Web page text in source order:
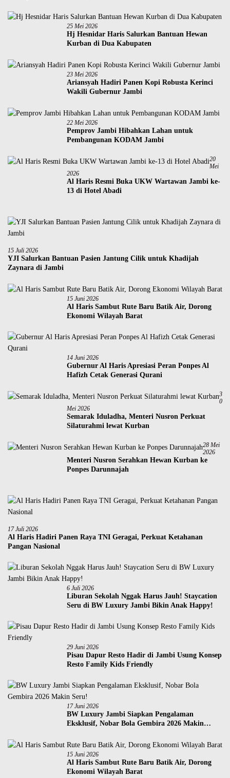
25 Mei 2026
Hj Hesnidar Haris Salurkan Bantuan Hewan
Kurban di Dua Kabupaten
23 Mei 2026
Ariansyah Hadiri Panen Kopi Robusta Kerinci
Wakili Gubernur Jambi
22 Mei 2026
Pemprov Jambi Hibahkan Lahan untuk
Pembangunan KODAM Jambi
20
Mei
2026
Al Haris Resmi Buka UKW Wartawan Jambi ke-
13 di Hotel Abadi
15 Juli 2026
YJI Salurkan Bantuan Pasien Jantung Cilik untuk Khadijah
Zaynara di Jambi
15 Juni 2026
Al Haris Sambut Rute Baru Batik Air, Dorong
Ekonomi Wilayah Barat
14 Juni 2026
Gubernur Al Haris Apresiasi Peran Ponpes Al
Hafizh Cetak Generasi Qurani
3
0
Mei 2026
Semarak Iduladha, Menteri Nusron Perkuat
Silaturahmi lewat Kurban
28 Mei
2026
Menteri Nusron Serahkan Hewan Kurban ke
Ponpes Darunnajah
17 Juli 2026
Al Haris Hadiri Panen Raya TNI Geragai, Perkuat Ketahanan
Pangan Nasional
6 Juli 2026
Liburan Sekolah Nggak Harus Jauh! Staycation
Seru di BW Luxury Jambi Bikin Anak Happy!
29 Juni 2026
Pisau Dapur Resto Hadir di Jambi Usung Konsep
Resto Family Kids Friendly
17 Juni 2026
BW Luxury Jambi Siapkan Pengalaman
Eksklusif, Nobar Bola Gembira 2026 Makin
15 Juni 2026
Al Haris Sambut Rute Baru Batik Air, Dorong
Ekonomi Wilayah Barat